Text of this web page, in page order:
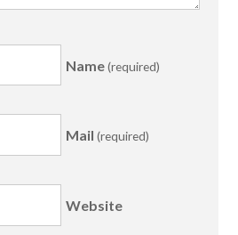
Name(required)
Mail (required)
Website